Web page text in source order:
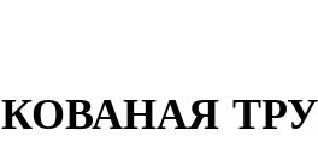
КОВАНАЯ